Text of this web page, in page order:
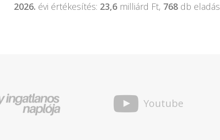
2026. évi értékesítés: 23,6milliárd Ft, 768db eladás
Youtube